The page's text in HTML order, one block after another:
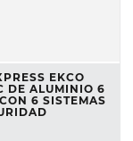
EKCO
DE ALUMINIO 6
6 SISTEMAS